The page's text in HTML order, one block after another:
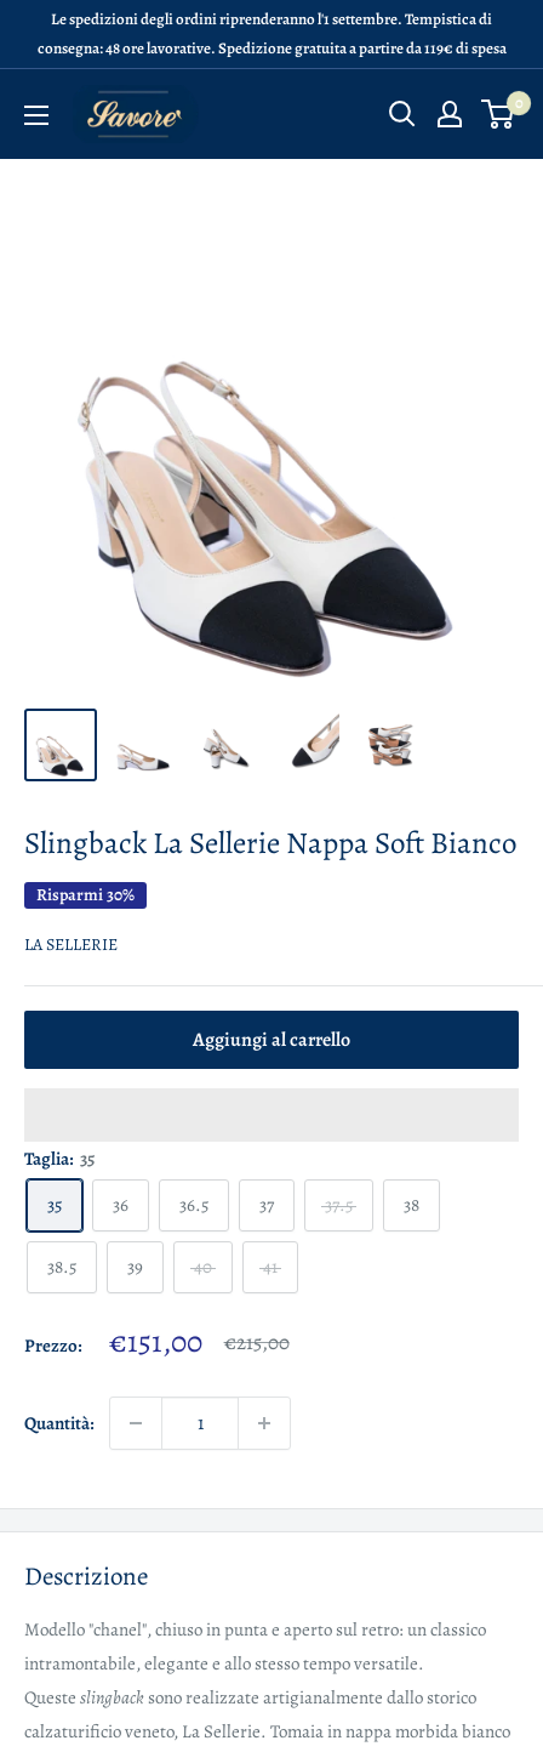
Le spedizioni degli ordini riprenderanno l'1 settembre. Tempistica di
consegna: 48 ore lavorative. Spedizione gratuita a partire da 119€ di spesa
Calzature
Savorè
0
Slingback La Sellerie Nappa Soft Bianco
Risparmi 30%
LA SELLERIE
Aggiungi al carrello
Taglia: 35
35
36 36.5 37 37.5 38
38.5 39 40 41
Prezzo: Prezzo
€151,00 Prezzo
€215,00
Quantità:
Descrizione
Modello "chanel", chiuso in punta e aperto sul retro: un classico
intramontabile, elegante e allo stesso tempo versatile.
Queste slingbacksono realizzate artigianalmente dallo storico
calzaturificio veneto, La Sellerie. Tomaia in nappa morbida bianco